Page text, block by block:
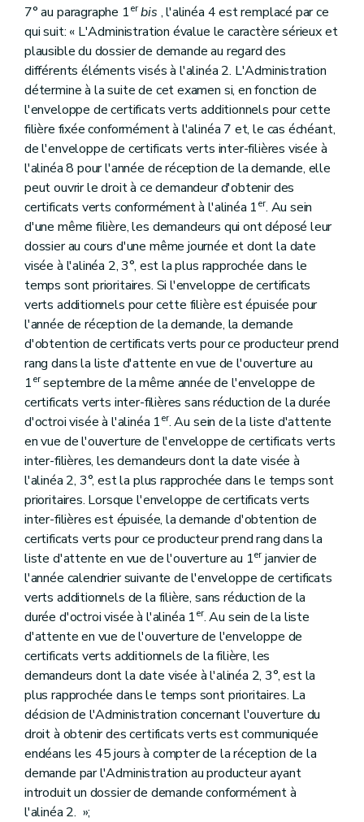
7° au paragraphe 1er bis , l'alinéa 4 est remplacé par ce
qui suit: « L'Administration évalue le caractère sérieux et
plausible du dossier de demande au regard des
différents éléments visés à l'alinéa 2. L'Administration
détermine à la suite de cet examen si, en fonction de
l'enveloppe de certificats verts additionnels pour cette
filière fixée conformément à l'alinéa 7 et, le cas échéant,
de l'enveloppe de certificats verts inter-filières visée à
l'alinéa 8 pour l'année de réception de la demande, elle
peut ouvrir le droit à ce demandeur d'obtenir des
certificats verts conformément à l'alinéa 1er. Au sein
d'une même filière, les demandeurs qui ont déposé leur
dossier au cours d'une même journée et dont la date
visée à l'alinéa 2, 3°, est la plus rapprochée dans le
temps sont prioritaires. Si l'enveloppe de certificats
verts additionnels pour cette filière est épuisée pour
l'année de réception de la demande, la demande
d'obtention de certificats verts pour ce producteur prend
rang dans la liste d'attente en vue de l'ouverture au
1erseptembre de la même année de l'enveloppe de
certificats verts inter-filières sans réduction de la durée
d'octroi visée à l'alinéa 1er. Au sein de la liste d'attente
en vue de l'ouverture de l'enveloppe de certificats verts
inter-filières, les demandeurs dont la date visée à
l'alinéa 2, 3°, est la plus rapprochée dans le temps sont
prioritaires. Lorsque l'enveloppe de certificats verts
inter-filières est épuisée, la demande d'obtention de
certificats verts pour ce producteur prend rang dans la
liste d'attente en vue de l'ouverture au 1erjanvier de
l'année calendrier suivante de l'enveloppe de certificats
verts additionnels de la filière, sans réduction de la
durée d'octroi visée à l'alinéa 1er. Au sein de la liste
d'attente en vue de l'ouverture de l'enveloppe de
certificats verts additionnels de la filière, les
demandeurs dont la date visée à l'alinéa 2, 3°, est la
plus rapprochée dans le temps sont prioritaires. La
décision de l'Administration concernant l'ouverture du
droit à obtenir des certificats verts est communiquée
endéans les 45 jours à compter de la réception de la
demande par l'Administration au producteur ayant
introduit un dossier de demande conformément à
l'alinéa 2. »;